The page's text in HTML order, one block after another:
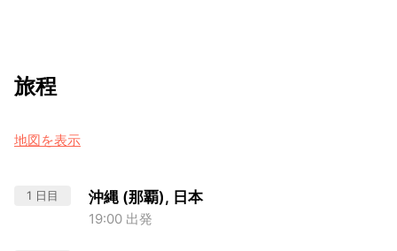
旅程
地図を表示
1 日目 沖縄 (那覇), 日本
19:00 出発